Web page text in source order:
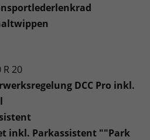
R 20
DCC Pro inkl.
inkl. Parkassistent ""Park